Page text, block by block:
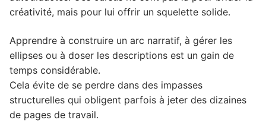
créativité, mais pour lui offrir un squelette solide.
Apprendre à construire un arc narratif, à gérer les
ellipses ou à doser les descriptions est un gain de
temps considérable.
Cela évite de se perdre dans des impasses
structurelles qui obligent parfois à jeter des dizaines
de pages de travail.